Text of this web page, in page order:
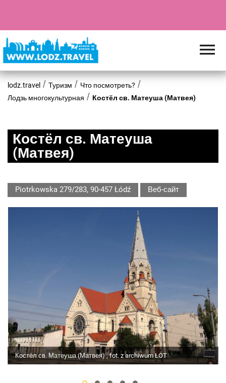
lodz.travel Туризм
Что посмотреть?
Лодзь многокультурная
Костёл св. Матеуша (Матвея)
Костёл св. Матеуша
(Матвея)
Piotrkowska 279/283, 90-457 Łódź Веб-сайт
Костёл св. Матеуша (Матвея) , fot. z archiwum ŁOT